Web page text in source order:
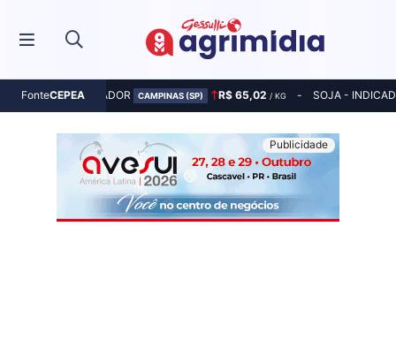
FonteCEPEA
MILHO - INDICADOR CAMPINAS (SP) R$ 65,02 / KG SOJA -